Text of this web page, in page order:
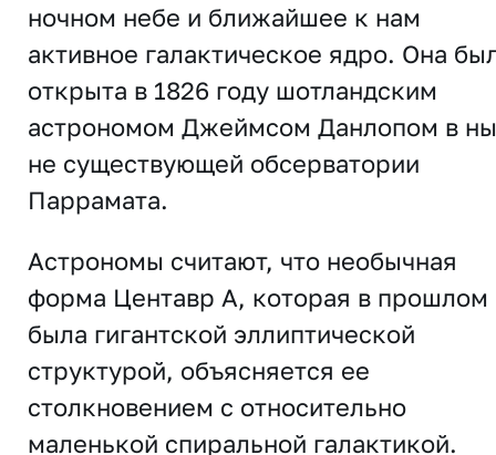
ночном небе и ближайшее к нам
активное галактическое ядро. Она
открыта в 1826 году шотландским
астрономом Джеймсом Данлопом в
не существующей обсерватории
Паррамата.
Астрономы считают, что необычная
форма Центавр A, которая в прошлом
была гигантской эллиптической
структурой, объясняется ее
столкновением с относительно
маленькой спиральной галактикой.